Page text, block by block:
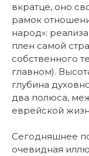
вкратце, оно
рамок
народ»:
плен самой
собственного
главном).
глубина
два полюса,
еврейской
Сегодняшнее
очевидная